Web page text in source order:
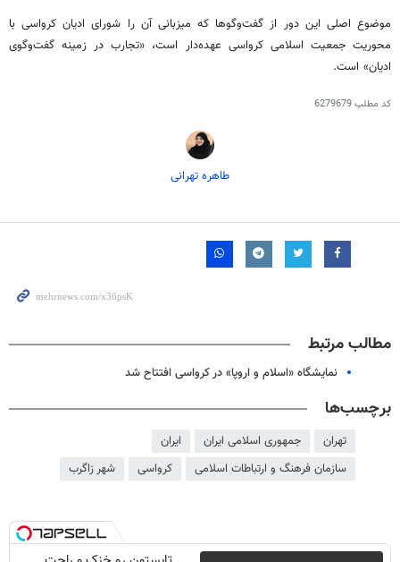
موضوع اصلی این دور از گفت‌وگوها که میزبانی آن را شورای ادیان کرواسی با
محوریت جمعیت اسلامی کرواسی عهده‌دار است، «تجارب در زمینه گفت‌وگوی
ادیان» است.
کد مطلب6279679
طاهره تهرانی
مطالب مرتبط
نمایشگاه «اسلام و اروپا» در کرواسی افتتاح شد
برچسب‌ها
تهران جمهوری اسلامی ایران
ایران
سازمان فرهنگ و ارتباطات اسلامی
کرواسی شهر زاگرب